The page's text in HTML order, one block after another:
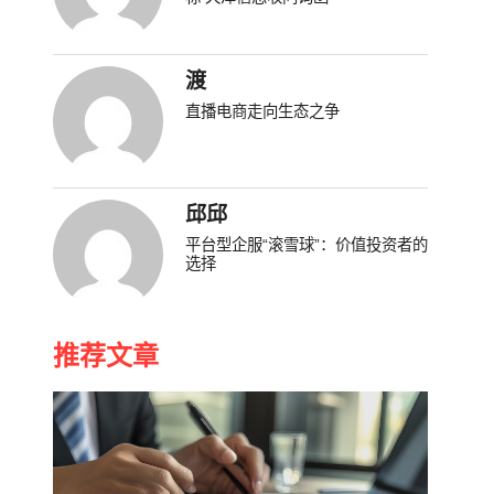
渡
直播电商走向生态之争
邱邱
平台型企服“滚雪球”：价值投资者的
选择
推荐文章